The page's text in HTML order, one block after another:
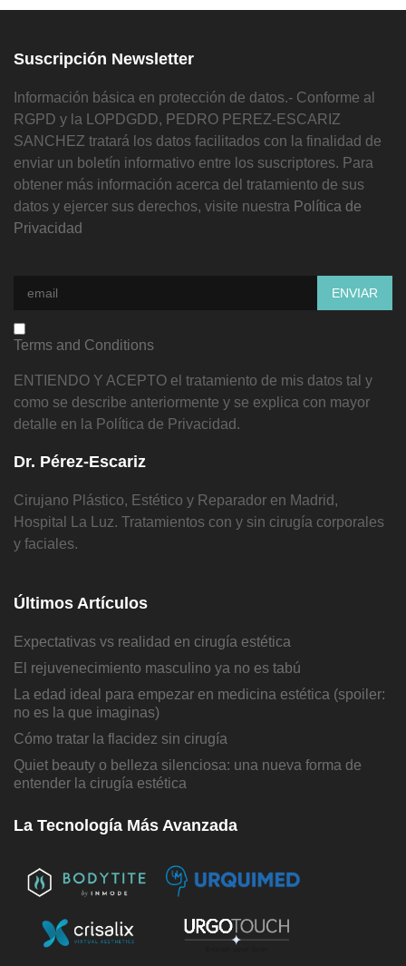
Suscripción Newsletter
Información básica en protección de datos.- Conforme al
RGPD y la LOPDGDD, PEDRO PEREZ-ESCARIZ
SANCHEZ tratará los datos facilitados con la finalidad de
enviar un boletín informativo entre los suscriptores. Para
obtener más información acerca del tratamiento de sus
datos y ejercer sus derechos, visite nuestra Política de
Privacidad
Terms and Conditions
ENTIENDO Y ACEPTO el tratamiento de mis datos tal y
como se describe anteriormente y se explica con mayor
detalle en la Política de Privacidad.
Dr. Pérez-Escariz
Cirujano Plástico, Estético y Reparador en Madrid,
Hospital La Luz. Tratamientos con y sin cirugía corporales
y faciales.
Últimos Artículos
Expectativas vs realidad en cirugía estética
El rejuvenecimiento masculino ya no es tabú
La edad ideal para empezar en medicina estética (spoiler:
no es la que imaginas)
Cómo tratar la flacidez sin cirugía
Quiet beauty o belleza silenciosa: una nueva forma de
entender la cirugía estética
La Tecnología Más Avanzada